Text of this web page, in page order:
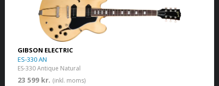
GIBSON ELECTRIC
ES-330 AN
ES-330 Antique Natural
23 599 kr. (inkl. moms)